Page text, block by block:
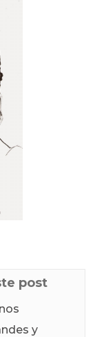
post
y